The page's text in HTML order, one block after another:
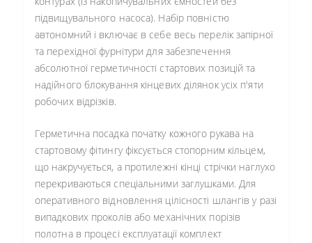
підвищувального насоса). Набір повністю
автономний і включає в себе весь перелік запірної
та перехідної фурнітури для забезпечення
абсолютної герметичності стартових позицій та
надійного блокування кінцевих ділянок усіх п'яти
робочих відрізків.
Герметична посадка початку кожного рукава на
стартовому фітингу фіксується стопорним кільцем,
що накручується, а протилежні кінці стрічки наглухо
перекриваються спеціальними заглушками. Для
оперативного відновлення цілісності шлангів у разі
випадкових проколів або механічних порізів
полотна в процесі експлуатації комплект